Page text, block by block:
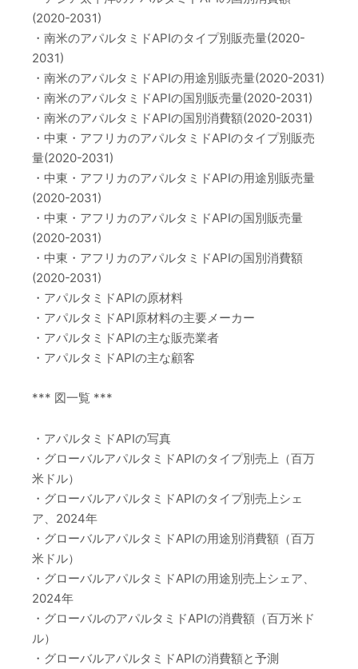
(2020-2031)
・南米のアパルタミドAPIのタイプ別販売量(2020-
2031)
・南米のアパルタミドAPIの用途別販売量(2020-2031)
・南米のアパルタミドAPIの国別販売量(2020-2031)
・南米のアパルタミドAPIの国別消費額(2020-2031)
・中東・アフリカのアパルタミドAPIのタイプ別販売
量(2020-2031)
・中東・アフリカのアパルタミドAPIの用途別販売量
(2020-2031)
・中東・アフリカのアパルタミドAPIの国別販売量
(2020-2031)
・中東・アフリカのアパルタミドAPIの国別消費額
(2020-2031)
・アパルタミドAPIの原材料
・アパルタミドAPI原材料の主要メーカー
・アパルタミドAPIの主な販売業者
・アパルタミドAPIの主な顧客
*** 図一覧 ***
・アパルタミドAPIの写真
・グローバルアパルタミドAPIのタイプ別売上（百万
米ドル）
・グローバルアパルタミドAPIのタイプ別売上シェ
ア、2024年
・グローバルアパルタミドAPIの用途別消費額（百万
米ドル）
・グローバルアパルタミドAPIの用途別売上シェア、
2024年
・グローバルのアパルタミドAPIの消費額（百万米ド
ル）
・グローバルアパルタミドAPIの消費額と予測